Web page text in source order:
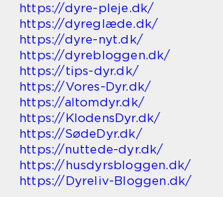
https://dyre-pleje.dk/
https://dyreglæde.dk/
https://dyre-nyt.dk/
https://dyrebloggen.dk/
https://tips-dyr.dk/
https://Vores-Dyr.dk/
https://altomdyr.dk/
https://KlodensDyr.dk/
https://SødeDyr.dk/
https://nuttede-dyr.dk/
https://husdyrsbloggen.dk/
https://Dyreliv-Bloggen.dk/